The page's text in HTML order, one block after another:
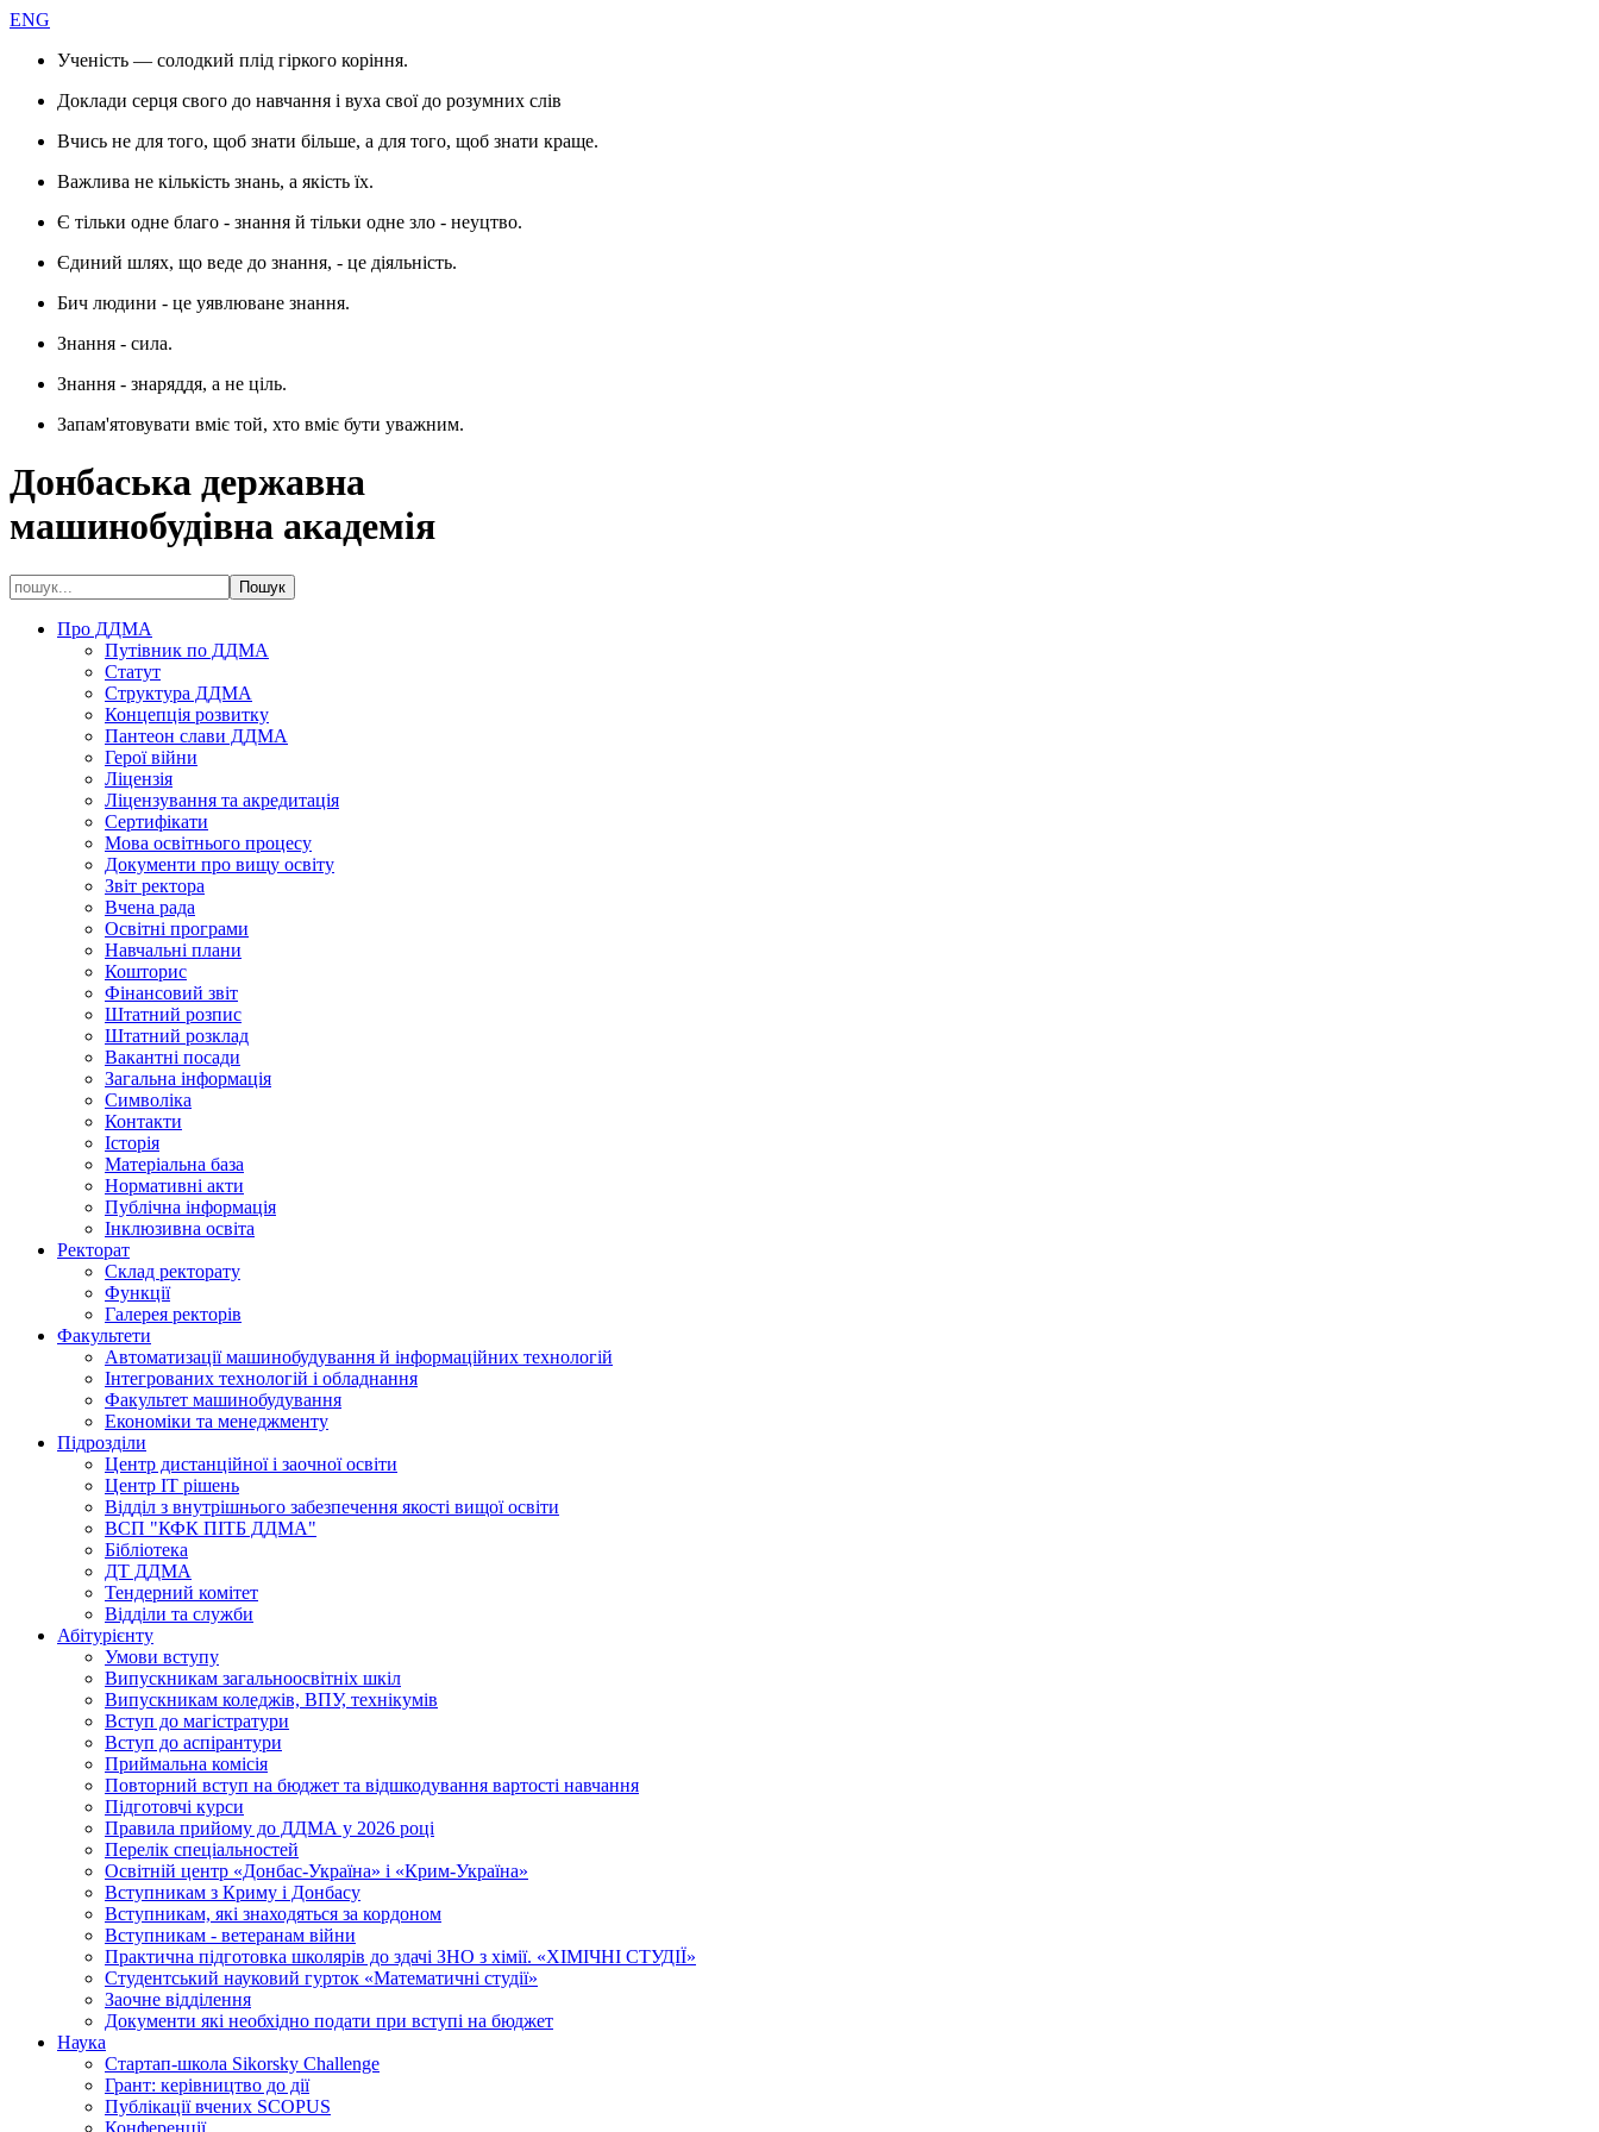
ENG
Ученість — солодкий плід гіркого коріння.
Доклади серця свого до навчання і вуха свої до розумних слів
Вчись не для того, щоб знати більше, а для того, щоб знати краще.
Важлива не кількість знань, а якість їх.
Є тільки одне благо - знання й тільки одне зло - неуцтво.
Єдиний шлях, що веде до знання, - це діяльність.
Бич людини - це уявлюване знання.
Знання - сила.
Знання - знаряддя, а не ціль.
Запам'ятовувати вміє той, хто вміє бути уважним.
Донбаська державна
машинобудівна академія
Про ДДМА
Путівник по ДДМА
Статут
Структура ДДМА
Концепція розвитку
Пантеон слави ДДМА
Герої війни
Ліцензія
Ліцензування та акредитація
Сертифікати
Мова освітнього процесу
Документи про вищу освіту
Звіт ректора
Вчена рада
Освітні програми
Навчальні плани
Кошторис
Фінансовий звіт
Штатний розпис
Штатний розклад
Вакантні посади
Загальна інформація
Символіка
Контакти
Історія
Матеріальна база
Нормативні акти
Публічна інформація
Інклюзивна освіта
Ректорат
Склад ректорату
Функції
Галерея ректорів
Факультети
Автоматизації машинобудування й інформаційних технологій
Інтегрованих технологій і обладнання
Факультет машинобудування
Економіки та менеджменту
Підрозділи
Центр дистанційної і заочної освіти
Центр ІТ рішень
Відділ з внутрішнього забезпечення якості вищої освіти
ВСП "КФК ПІТБ ДДМА"
Бібліотека
ДТ ДДМА
Тендерний комітет
Відділи та служби
Абітурієнту
Умови вступу
Випускникам загальноосвітніх шкіл
Випускникам коледжів, ВПУ, технікумів
Вступ до магістратури
Вступ до аспірантури
Приймальна комісія
Повторний вступ на бюджет та відшкодування вартості навчання
Підготовчі курси
Правила прийому до ДДМА у 2026 році
Перелік спеціальностей
Освітній центр «Донбас-Україна» і «Крим-Україна»
Вступникам з Криму і Донбасу
Вступникам, які знаходяться за кордоном
Вступникам - ветеранам війни
Практична підготовка школярів до здачі ЗНО з хімії. «ХІМІЧНІ СТУДІЇ»
Студентський науковий гурток «Математичні студії»
Заочне відділення
Документи які необхідно подати при вступі на бюджет
Наука
Стартап-школа Sikorsky Challenge
Грант: керівництво до дії
Публікації вчених SCOPUS
Конференції